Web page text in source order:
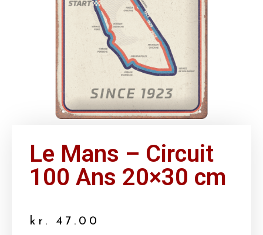
Le Mans – Circuit
100 Ans 20×30 cm
kr. 47.00